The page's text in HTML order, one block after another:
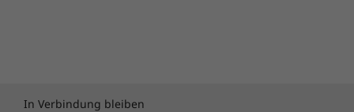
In Verbindung bleiben